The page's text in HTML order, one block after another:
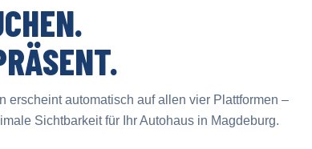
erscheint automatisch auf allen vier Plattformen –
Sichtbarkeit für Ihr Autohaus in Magdeburg.